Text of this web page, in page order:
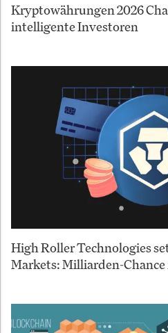
Kryptowährungen 2026
intelligente Investoren
High Roller Technologies
Markets: Milliarden-